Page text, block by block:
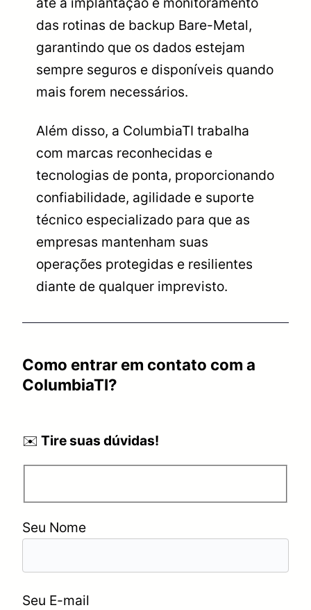
das rotinas de backup Bare-Metal,
garantindo que os dados estejam
sempre seguros e disponíveis quando
mais forem necessários.
Além disso, a ColumbiaTI trabalha
com marcas reconhecidas e
tecnologias de ponta, proporcionando
confiabilidade, agilidade e suporte
técnico especializado para que as
empresas mantenham suas
operações protegidas e resilientes
diante de qualquer imprevisto.
Como entrar em contato com a
ColumbiaTI?
✉️ Tire suas dúvidas!
Seu Nome
Seu E-mail